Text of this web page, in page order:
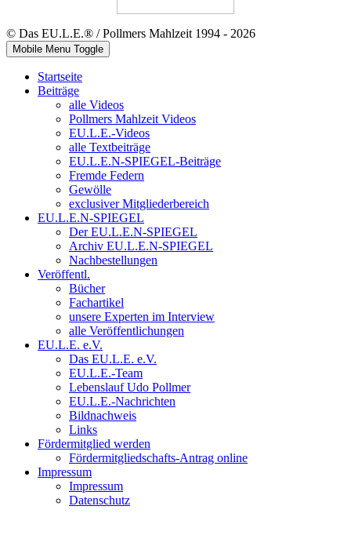
© Das EU.L.E.® / Pollmers Mahlzeit 1994 - 2026
Mobile Menu Toggle
Startseite
Beiträge
alle Videos
Pollmers Mahlzeit Videos
EU.L.E.-Videos
alle Textbeiträge
EU.L.E.N-SPIEGEL-Beiträge
Fremde Federn
Gewölle
exclusiver Mitgliederbereich
EU.L.E.N-SPIEGEL
Der EU.L.E.N-SPIEGEL
Archiv EU.L.E.N-SPIEGEL
Nachbestellungen
Veröffentl.
Bücher
Fachartikel
unsere Experten im Interview
alle Veröffentlichungen
EU.L.E. e.V.
Das EU.L.E. e.V.
EU.L.E.-Team
Lebenslauf Udo Pollmer
EU.L.E.-Nachrichten
Bildnachweis
Links
Fördermitglied werden
Fördermitgliedschafts-Antrag online
Impressum
Impressum
Datenschutz